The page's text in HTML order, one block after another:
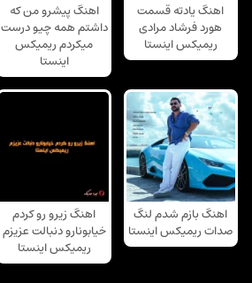
اهنگ یادته قسمت
هورد فرشاد مرادی
ریمیکس اینستا
اهنگ پیشرو من که
داشتم همه چیو درست
میکردم ریمیکس
اینستا
اهنگ بازم شدم لنگ
صدات ریمیکس اینستا
اهنگ زیرو رو کردم
خیابونارو دنبالت عزیزم
ریمیکس اینستا